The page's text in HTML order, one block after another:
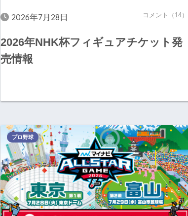
2026年7月28日 コメント（14）
2026年NHK杯フィギュアチケット発
売情報
プロ野球